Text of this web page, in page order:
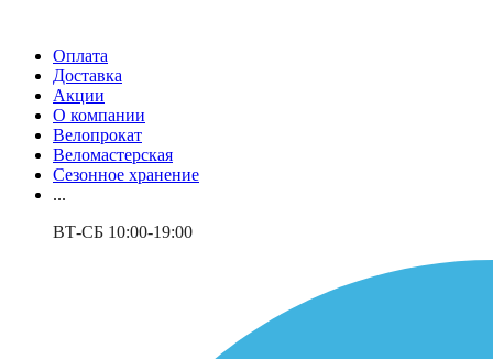
Оплата
Доставка
Акции
О компании
Велопрокат
Веломастерская
Сезонное хранение
...
ВТ-СБ 10:00-19:00